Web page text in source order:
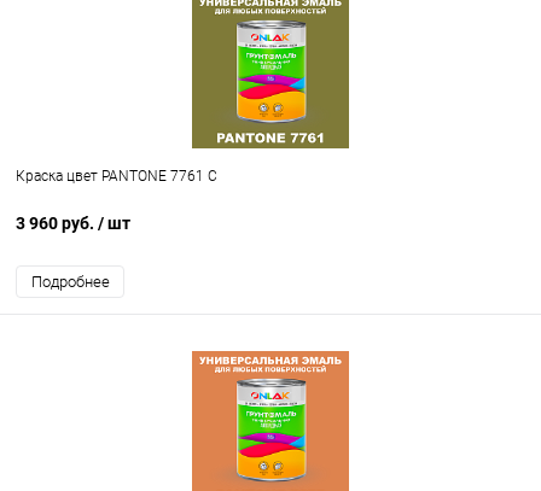
Краска цвет PANTONE 7761 C
3 960 руб. / шт
Подробнее